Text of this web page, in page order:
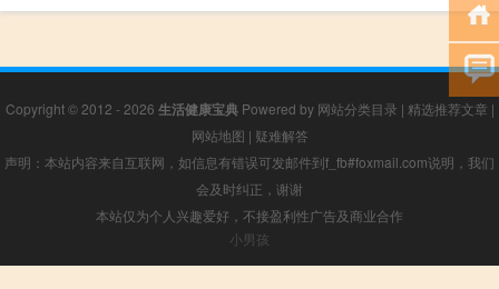
Copyright © 2012 - 2026 生活健康宝典Powered by 网站分类目录 | 精选推荐文章 |
网站地图 | 疑难解答
声明：本站内容来自互联网，如信息有错误可发邮件到f_fb#foxmail.com说明，我们
会及时纠正，谢谢
本站仅为个人兴趣爱好，不接盈利性广告及商业合作
小男孩